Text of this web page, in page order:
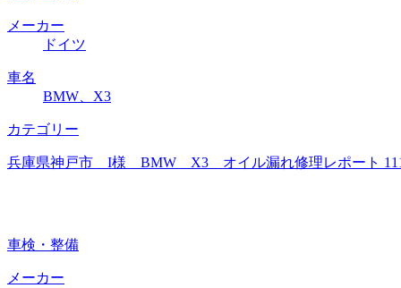
メーカー
ドイツ
車名
BMW、X3
カテゴリー
兵庫県神戸市 I様 BMW X3 オイル漏れ修理レポート
車検・整備
メーカー